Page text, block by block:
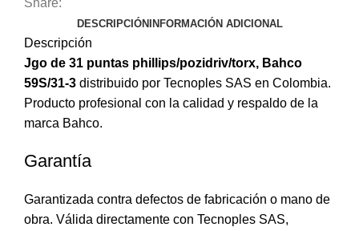
DESCRIPCIÓN INFORMACIÓN ADICIONAL
Descripción
Jgo de 31 puntas phillips/pozidriv/torx, Bahco
59S/31-3 distribuido por Tecnoples SAS en Colombia.
Producto profesional con la calidad y respaldo de la
marca Bahco.
Garantía
Garantizada contra defectos de fabricación o mano de
obra. Válida directamente con Tecnoples SAS,